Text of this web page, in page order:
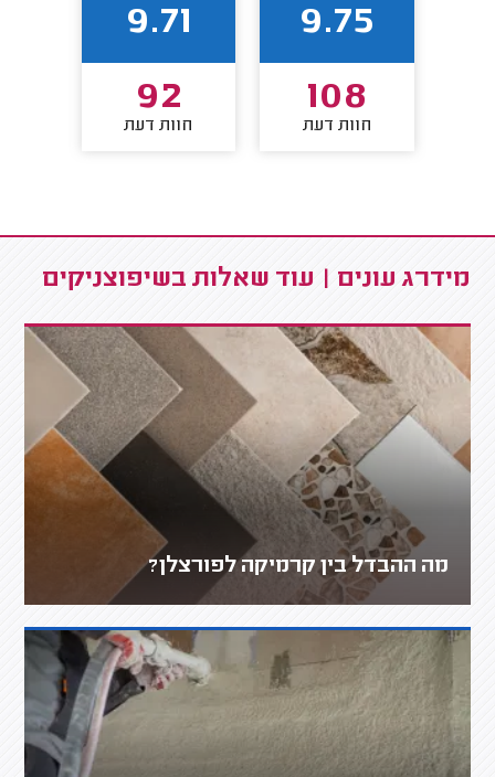
9.75
108
חוות דעת
9.71
92
חוות דעת
מידרג עונים | עוד שאלות בשיפוצניקים
מה ההבדל בין קרמיקה לפורצלן?